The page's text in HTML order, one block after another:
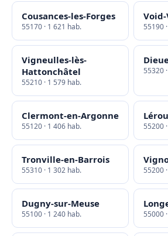
Cousances-les-Forges
55170 · 1 621 hab.
Void-
55190
Vigneulles-lès-
Hattonchâtel
55210 · 1 579 hab.
55320
Clermont-en-Argonne
55120 · 1 406 hab. 55200
Tronville-en-Barrois
55310 · 1 302 hab. 55200
Dugny-sur-Meuse
55100 · 1 240 hab. 55000